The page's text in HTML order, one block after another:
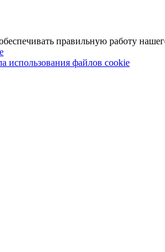
правильную работу
использования файлов cookie